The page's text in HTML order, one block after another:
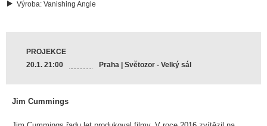
Výroba: Vanishing Angle
PROJEKCE
20.1. 21:00
Praha | Světozor - Velký sál
Jim Cummings